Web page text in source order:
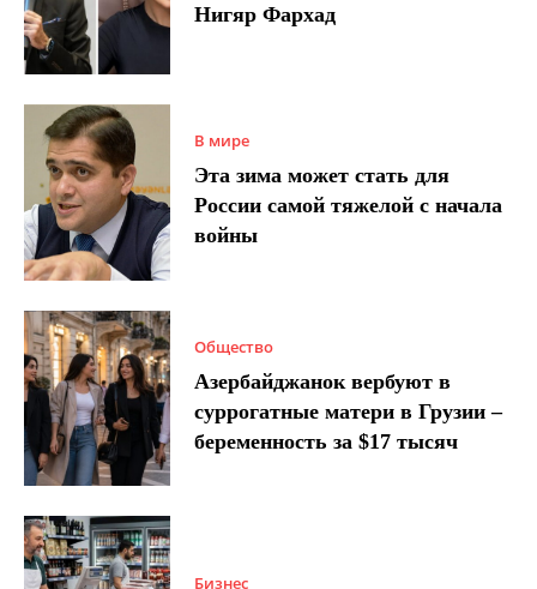
Нигяр Фархад
В мире
Эта зима может стать для
России самой тяжелой с начала
войны
Общество
Азербайджанок вербуют в
суррогатные матери в Грузии –
беременность за $17 тысяч
Бизнес